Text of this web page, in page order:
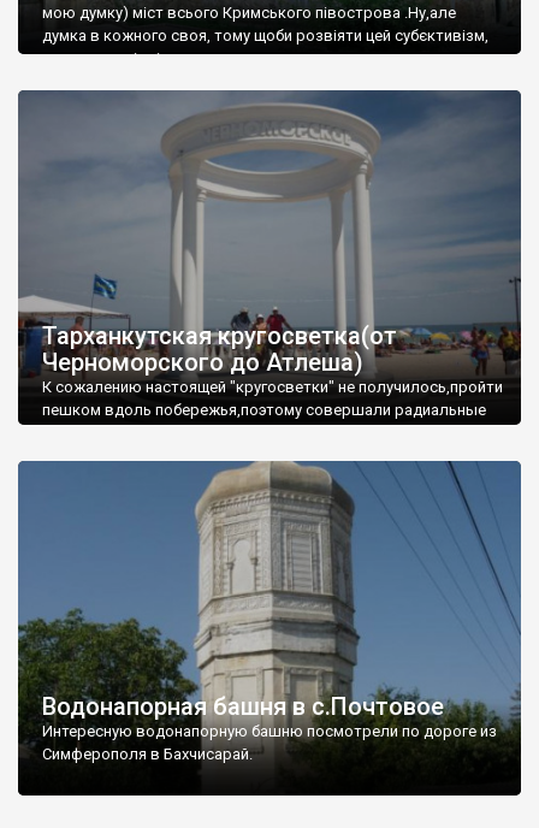
мою думку) міст всього Кримського півострова .Ну,але
думка в кожного своя, тому щоби розвіяти цей субєктивізм,
запрошую відвідати це
Тарханкутская кругосветка(от
Черноморского до Атлеша)
К сожалению настоящей "кругосветки" не получилось,пройти
пешком вдоль побережья,поэтому совершали радиальные
Водонапорная башня в с.Почтовое
Интересную водонапорную башню посмотрели по дороге из
Симферополя в Бахчисарай.